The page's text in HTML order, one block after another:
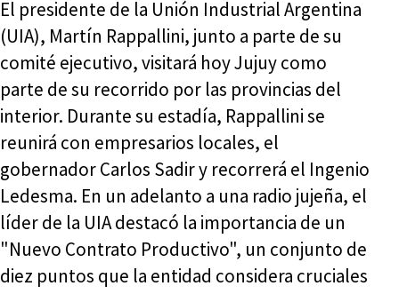
El presidente de la Unión Industrial Argentina
(UIA), Martín Rappallini, junto a parte de su
comité ejecutivo, visitará hoy Jujuy como
parte de su recorrido por las provincias del
interior. Durante su estadía, Rappallini se
reunirá con empresarios locales, el
gobernador Carlos Sadir y recorrerá el Ingenio
Ledesma. En un adelanto a una radio jujeña, el
líder de la UIA destacó la importancia de un
"Nuevo Contrato Productivo", un conjunto de
diez puntos que la entidad considera cruciales